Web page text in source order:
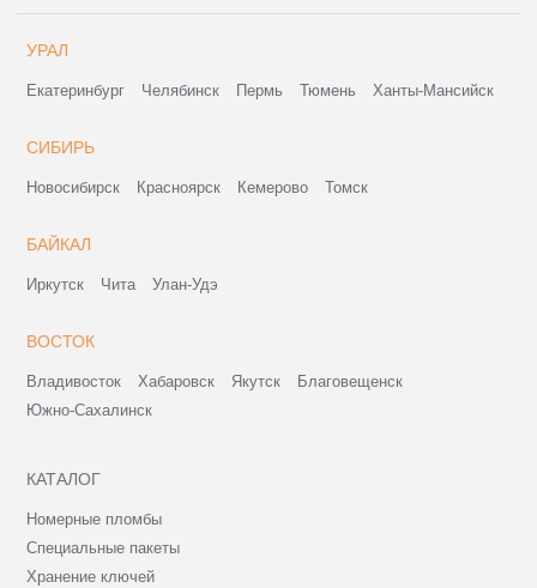
УРАЛ
Екатеринбург Челябинск Пермь Тюмень Ханты-Мансийск
СИБИРЬ
Новосибирск Красноярск Кемерово Томск
БАЙКАЛ
Иркутск Чита Улан-Удэ
ВОСТОК
Владивосток Хабаровск Якутск
Благовещенск
Южно-Сахалинск
КАТАЛОГ
Номерные пломбы
Специальные пакеты
Хранение ключей